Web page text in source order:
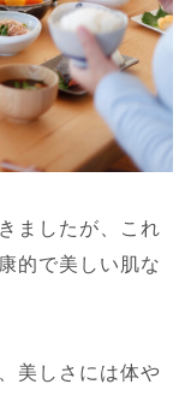
ましたが、これ
的で美しい肌な
美しさには体や